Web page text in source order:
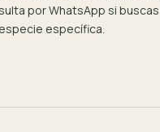
por WhatsApp si
específica.